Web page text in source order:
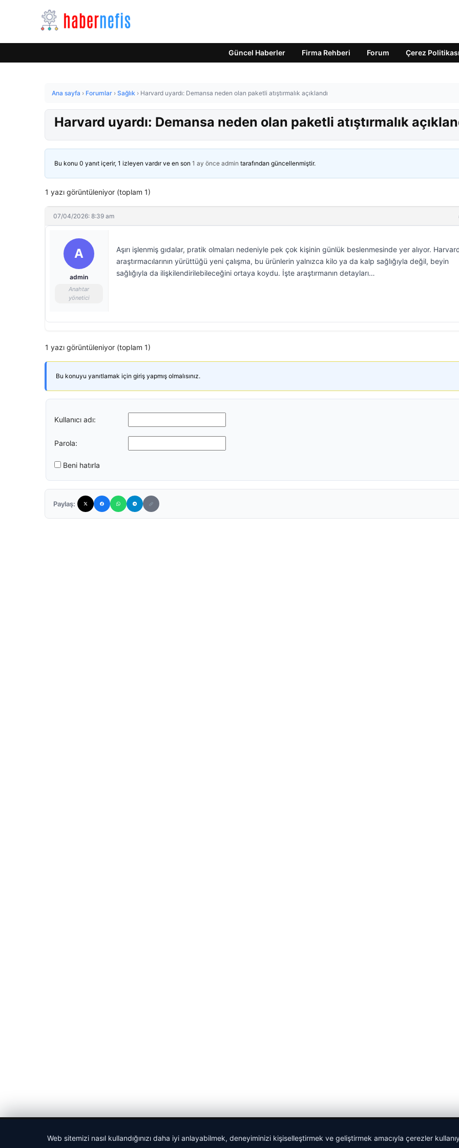
Güncel Haberler Firma Rehberi Forum Çerez Politikası
Ana sayfa › Forumlar › Sağlık › Harvard uyardı: Demansa neden olan paketli atıştırmalık açıklandı
Harvard uyardı: Demansa neden olan paketli atıştırmalık
Bu konu 0 yanıt içerir, 1 izleyen vardır ve en son 1 ay önce admin tarafından güncellenmiştir.
1 yazı görüntüleniyor (toplam 1)
07/04/2026: 8:39 am
A
admin
Anahtar
yönetici
Aşırı işlenmiş gıdalar, pratik olmaları nedeniyle pek çok kişinin günlük beslenmesinde yer alıyor.
araştırmacılarının yürüttüğü yeni çalışma, bu ürünlerin yalnızca kilo ya da kalp sağlığıyla değil, beyin
sağlığıyla da ilişkilendirilebileceğini ortaya koydu. İşte araştırmanın detayları…
1 yazı görüntüleniyor (toplam 1)
Bu konuyu yanıtlamak için giriş yapmış olmalısınız.
Kullanıcı adı:
Parola:
Beni hatırla
Paylaş:
Web sitemizi nasıl kullandığınızı daha iyi anlayabilmek, deneyiminizi kişiselleştirmek ve geliştirmek amacıyla çerezler